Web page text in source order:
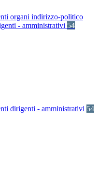
organi indirizzo-politico
- amministrativi 54
dirigenti - amministrativi 54